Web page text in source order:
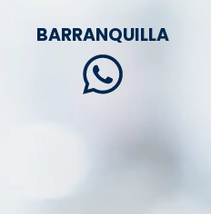
BARRANQUILLA